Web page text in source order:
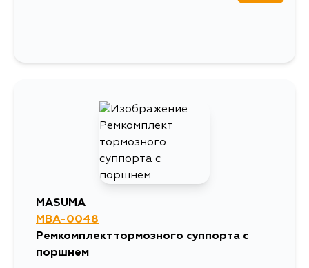
MASUMA
MBA-0048
Ремкомплект тормозного суппорта с
поршнем